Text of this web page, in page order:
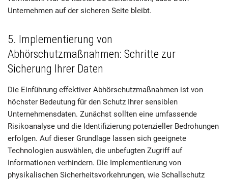
Unternehmen auf der sicheren Seite bleibt.
5. Implementierung von
Abhörschutzmaßnahmen: Schritte zur
Sicherung Ihrer Daten
Die Einführung effektiver Abhörschutzmaßnahmen ist von
höchster Bedeutung für den Schutz Ihrer sensiblen
Unternehmensdaten. Zunächst sollten eine umfassende
Risikoanalyse und die Identifizierung potenzieller Bedrohungen
erfolgen. Auf dieser Grundlage lassen sich geeignete
Technologien auswählen, die unbefugten Zugriff auf
Informationen verhindern. Die Implementierung von
physikalischen Sicherheitsvorkehrungen, wie Schallschutz